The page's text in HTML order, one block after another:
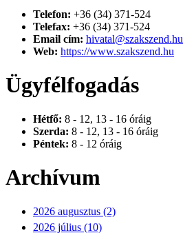
Telefon: +36 (34) 371-524
Telefax: +36 (34) 371-524
Email cím: hivatal@szakszend.hu
Web: https://www.szakszend.hu
Ügyfélfogadás
Hétfő: 8 - 12, 13 - 16 óráig
Szerda: 8 - 12, 13 - 16 óráig
Péntek: 8 - 12 óráig
Archívum
2026 augusztus (2)
2026 július (10)